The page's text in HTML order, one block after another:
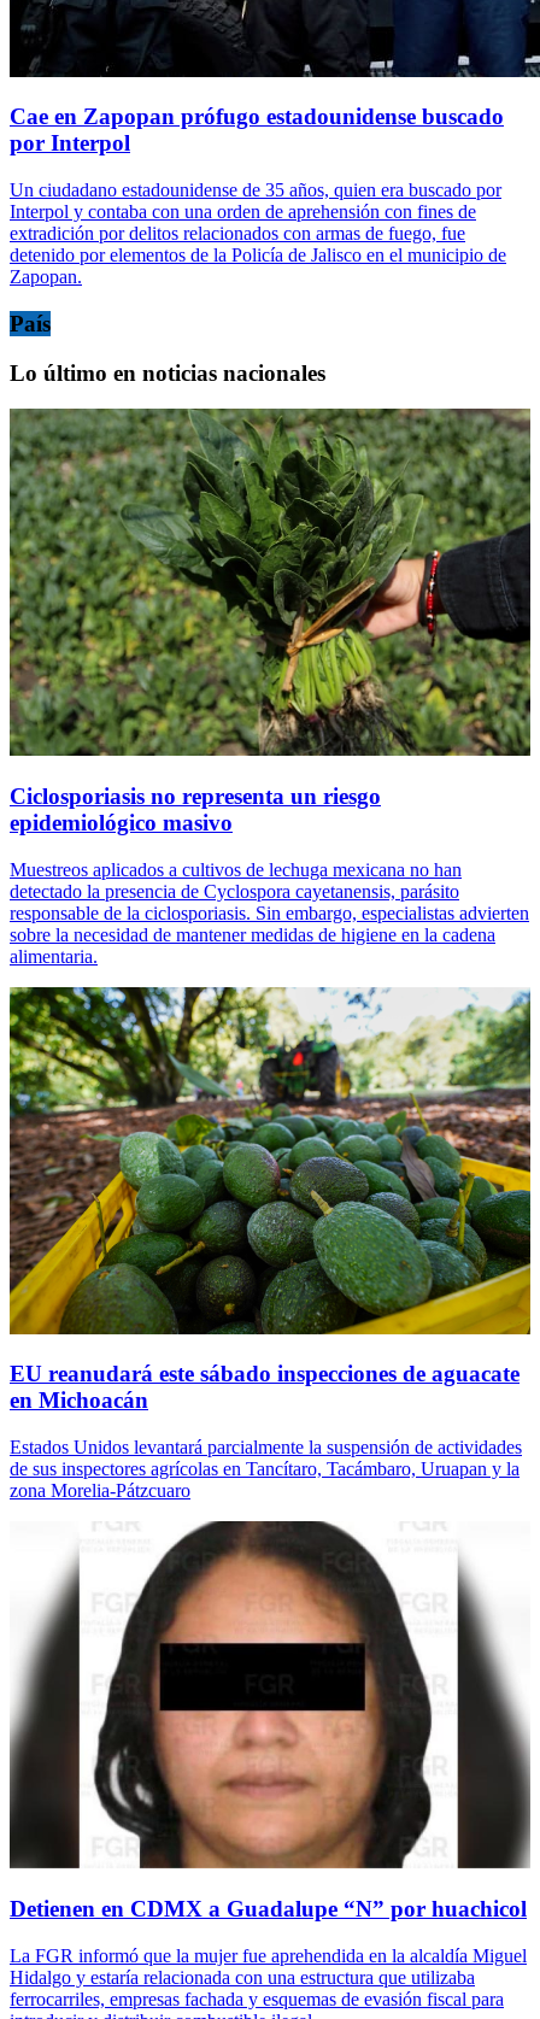
Cae en Zapopan prófugo estadounidense buscado
por Interpol
Un ciudadano estadounidense de 35 años, quien era buscado por
Interpol y contaba con una orden de aprehensión con fines de
extradición por delitos relacionados con armas de fuego, fue
detenido por elementos de la Policía de Jalisco en el municipio de
Zapopan.
País
Lo último en noticias nacionales
Ciclosporiasis no representa un riesgo
epidemiológico masivo
Muestreos aplicados a cultivos de lechuga mexicana no han
detectado la presencia de Cyclospora cayetanensis, parásito
responsable de la ciclosporiasis. Sin embargo, especialistas advierten
sobre la necesidad de mantener medidas de higiene en la cadena
alimentaria.
EU reanudará este sábado inspecciones de aguacate
en Michoacán
Estados Unidos levantará parcialmente la suspensión de actividades
de sus inspectores agrícolas en Tancítaro, Tacámbaro, Uruapan y la
zona Morelia-Pátzcuaro
Detienen en CDMX a Guadalupe “N” por huachicol
La FGR informó que la mujer fue aprehendida en la alcaldía Miguel
Hidalgo y estaría relacionada con una estructura que utilizaba
ferrocarriles, empresas fachada y esquemas de evasión fiscal para